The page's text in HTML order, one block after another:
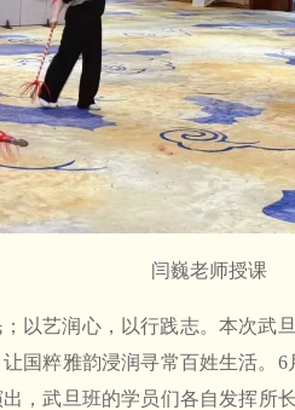
闫巍老师授课
以艺润心，以行践志。本次武
国粹雅韵浸润寻常百姓生活。
，武旦班的学员们各自发挥所